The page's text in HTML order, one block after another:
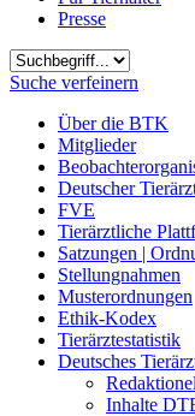
Presse
Suchbegriff
Suche verfeinern
Über die BTK
Mitglieder
Deutscher
FVE
Tierärztliche
Satzungen |
Stellungnahmen
Musterordnungen
Ethik-Kodex
Tierärztestatistik
Deutsches
Inhalte